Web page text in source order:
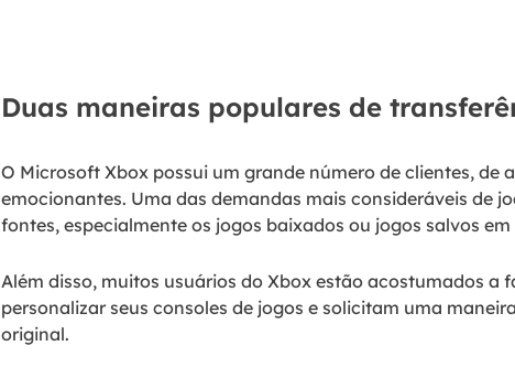
Duas maneiras populares de
O Microsoft Xbox possui um grande número de clientes, de
emocionantes. Uma das demandas mais consideráveis de
fontes, especialmente os jogos baixados ou jogos salvos
Além disso, muitos usuários do Xbox estão acostumados a
personalizar seus consoles de jogos e solicitam uma
original.